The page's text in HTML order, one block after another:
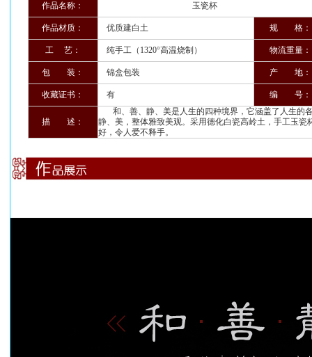
作品名称： 玉瓷杯
作品材质： 优质建白土 规 格：
工 艺： 纯手工（1320°高温烧制） 物流重量：
包 装： 锦盒包装 产 地：
收藏证书： 有 编 号：
描 述：
和、善、静、美是人生的四种境界，它涵盖了人生的
静、美，整体雅致美观。采用德化白瓷高岭土，手工玉
好，令人爱不释手。